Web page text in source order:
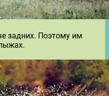
задних. Поэтому им